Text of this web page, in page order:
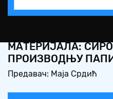
МАТЕРИЈАЛА:
ПРОИЗВОДЊУ
Предавач: Маја Срдић